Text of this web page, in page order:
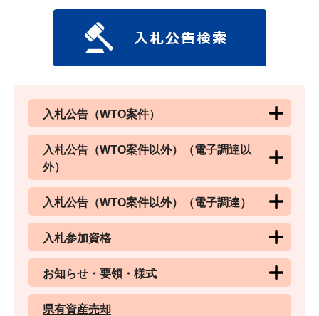
入札公告（WTO案件）
入札公告（WTO案件以外）（電子調達以
外）
入札公告（WTO案件以外）（電子調達）
入札参加資格
お知らせ・要領・様式
県有資産売却